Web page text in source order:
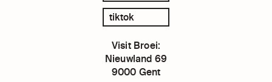
tiktok
Visit Broei:
Nieuwland 69
9000 Gent